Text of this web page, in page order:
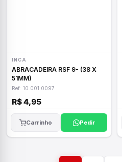
INCA
ABRACADEIRA RSF 9- (38 X
51MM)
Ref: 10.001.0097
R$ 4,95
Carrinho Pedir